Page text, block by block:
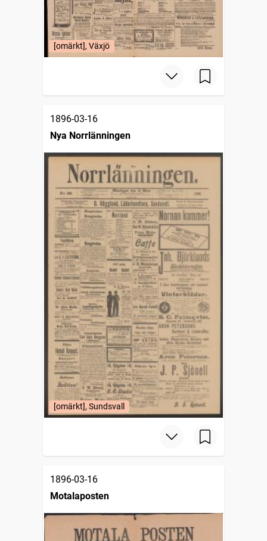
[omärkt], Växjö
1896-03-16
Nya Norrlänningen
[omärkt], Sundsvall
1896-03-16
Motalaposten